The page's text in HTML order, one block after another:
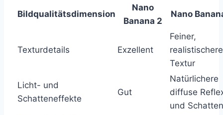
Bildqualitätsdimension
Nano
Banana 2
Nano
Texturdetails Exzellent
Feiner,
realistischere
Textur
Licht- und
Schatteneffekte
Gut
Natürlichere
diffuse
und Schatten